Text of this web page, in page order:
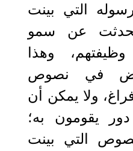
التي بينت
عن سمو
وهذا
في نصوص
ولا يمكن أن
يقومون به؛
التي بينت